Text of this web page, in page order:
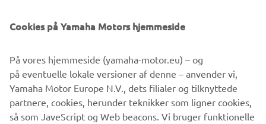
Cookies på Yamaha Motors hjemmeside
På vores hjemmeside (yamaha-motor.eu) – og
på eventuelle lokale versioner af denne – anvender vi,
Yamaha Motor Europe N.V., dets filialer og tilknyttede
partnere, cookies, herunder teknikker som ligner cookies,
så som JaveScript og Web beacons. Vi bruger funktionelle